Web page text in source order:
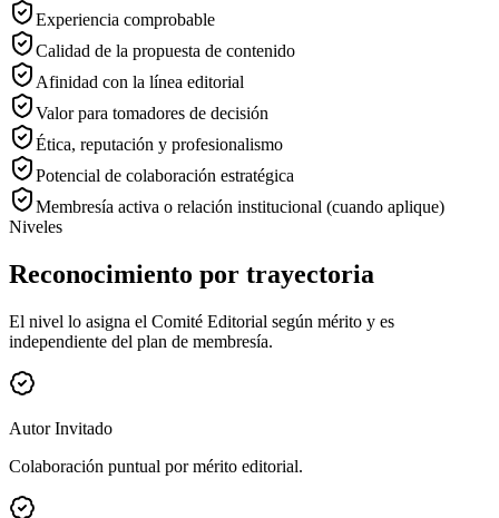
Experiencia comprobable
Calidad de la propuesta de contenido
Afinidad con la línea editorial
Valor para tomadores de decisión
Ética, reputación y profesionalismo
Potencial de colaboración estratégica
Membresía activa o relación institucional (cuando aplique)
Niveles
Reconocimiento por trayectoria
El nivel lo asigna el Comité Editorial según mérito y es
independiente del plan de membresía.
Autor Invitado
Colaboración puntual por mérito editorial.